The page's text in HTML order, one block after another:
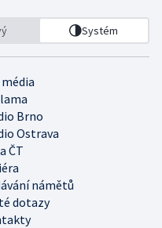
Systém
Brno
Ostrava
ČT
námětů
dotazy